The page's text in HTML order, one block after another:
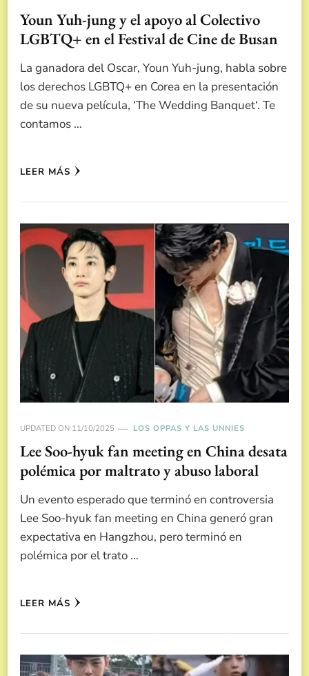
Youn Yuh-jung y el apoyo al Colectivo
LGBTQ+ en el Festival de Cine de Busan
La ganadora del Oscar, Youn Yuh-jung, habla sobre
los derechos LGBTQ+ en Corea en la presentación
de su nueva película, ‘The Wedding Banquet‘. Te
contamos …
LEER MÁS
UPDATED ON 11/10/2025 LOS OPPAS Y LAS UNNIES
Lee Soo-hyuk fan meeting en China desata
polémica por maltrato y abuso laboral
Un evento esperado que terminó en controversia
Lee Soo-hyuk fan meeting en China generó gran
expectativa en Hangzhou, pero terminó en
polémica por el trato …
LEER MÁS